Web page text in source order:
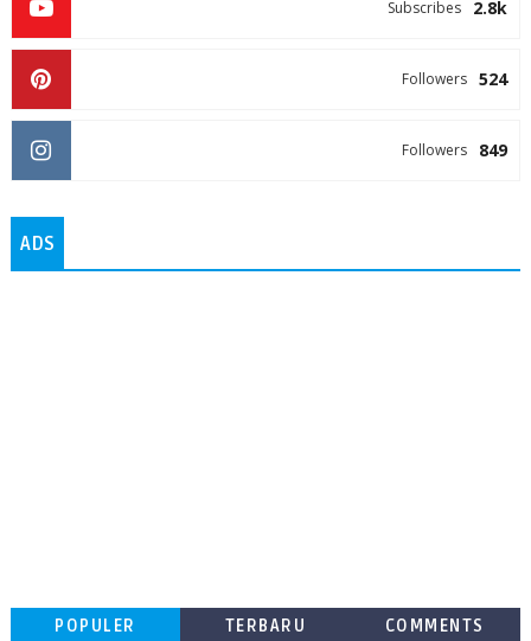
2.8k
Subscribes
524
Followers
849
Followers
ADS
POPULER TERBARU COMMENTS